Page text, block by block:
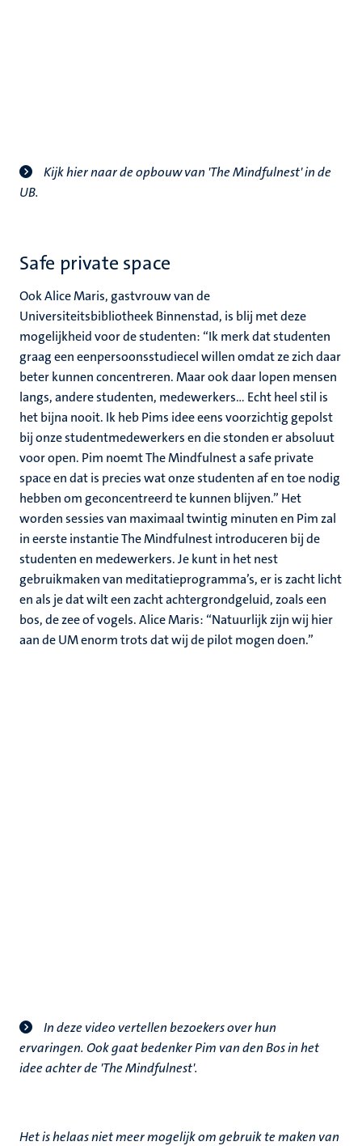
Kijk hier naar de opbouw van 'The Mindfulnest' in de
UB.
Safe private space
Ook Alice Maris, gastvrouw van de
Universiteitsbibliotheek Binnenstad, is blij met deze
mogelijkheid voor de studenten: “Ik merk dat studenten
graag een eenpersoonsstudiecel willen omdat ze zich daar
beter kunnen concentreren. Maar ook daar lopen mensen
langs, andere studenten, medewerkers… Echt heel stil is
het bijna nooit. Ik heb Pims idee eens voorzichtig gepolst
bij onze studentmedewerkers en die stonden er absoluut
voor open. Pim noemt The Mindfulnest a safe private
space en dat is precies wat onze studenten af en toe nodig
hebben om geconcentreerd te kunnen blijven.” Het
worden sessies van maximaal twintig minuten en Pim zal
in eerste instantie The Mindfulnest introduceren bij de
studenten en medewerkers. Je kunt in het nest
gebruikmaken van meditatieprogramma’s, er is zacht licht
en als je dat wilt een zacht achtergrondgeluid, zoals een
bos, de zee of vogels. Alice Maris: “Natuurlijk zijn wij hier
aan de UM enorm trots dat wij de pilot mogen doen.”
In deze video vertellen bezoekers over hun
ervaringen. Ook gaat bedenker Pim van den Bos in het
idee achter de 'The Mindfulnest'.
Het is helaas niet meer mogelijk om gebruik te maken van